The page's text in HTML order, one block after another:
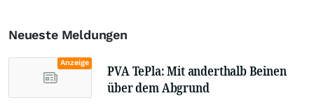
Neueste Meldungen
Anzeige
PVA TePla: Mit anderthalb Beinen
über dem Abgrund